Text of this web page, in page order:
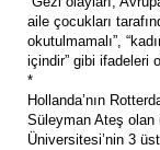
aile çocukları
okutulmamalı”,
içindir” gibi ifadeleri
*
Hollanda’nın
Süleyman Ateş
Üniversitesi’nin 3